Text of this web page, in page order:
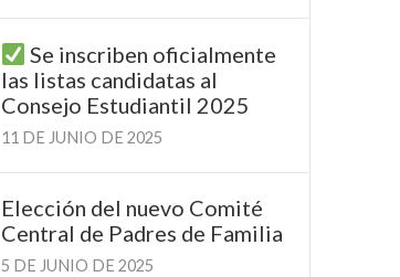
Se inscriben oficialmente
las listas candidatas al
Consejo Estudiantil 2025
11 DE JUNIO DE 2025
Elección del nuevo Comité
Central de Padres de Familia
5 DE JUNIO DE 2025